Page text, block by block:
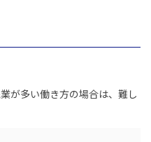
が多い働き方の場合は、難し